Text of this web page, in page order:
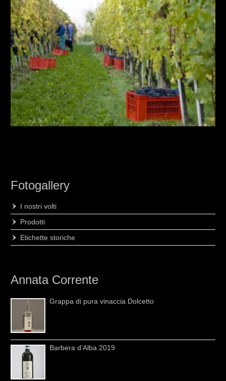
Fotogallery
I nostri volti
Prodotti
Etichette storiche
Annata Corrente
Grappa di pura vinaccia Dolcetto
Barbera d’Alba 2019